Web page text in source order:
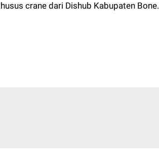
crane dari Dishub Kabupaten Bone.